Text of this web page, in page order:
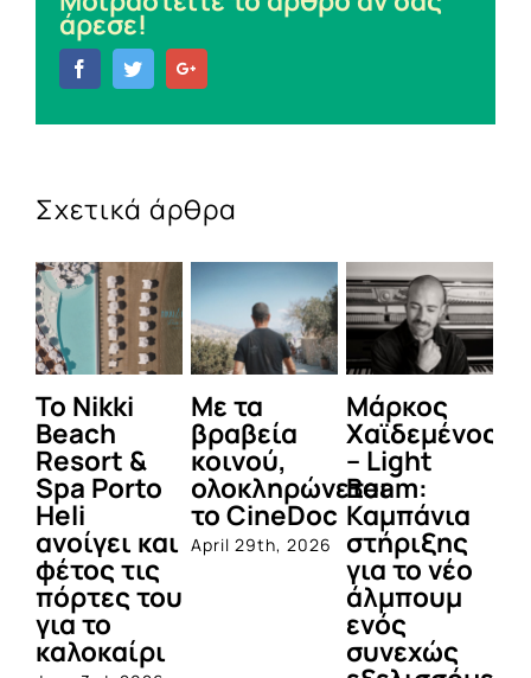
άρεσε!
FacebookTwitter
Σχετικά άρθρα
To Nikki
Beach
Resort &
Spa Porto
Heli
ανοίγει και
φέτος τις
πόρτες του
για το
καλοκαίρι
Με τα
βραβεία
κοινού,
ολοκληρώνεται
το CineDoc
April 29th, 2026
Μάρκος
Χαϊδεμένος
– Light
Beam:
Καμπάνια
στήριξης
για το νέο
άλμπουμ
ενός
συνεχώς